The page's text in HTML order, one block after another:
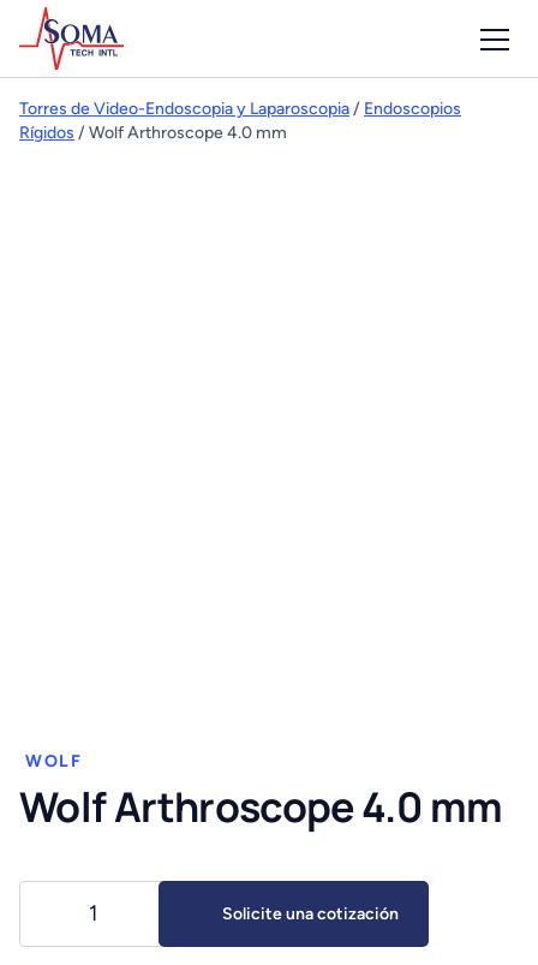
Torres de Video-Endoscopia y Laparoscopia/ Endoscopios
Rígidos / Wolf Arthroscope 4.0 mm
WOLF
Wolf Arthroscope 4.0 mm
Arthroscope
4.0
Solicite una cotización